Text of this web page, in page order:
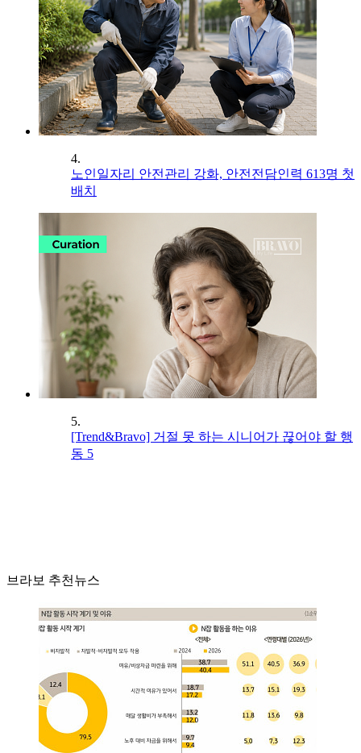
4.
노인일자리 안전관리 강화, 안전전담인력 613명 첫
배치
5.
[Trend&Bravo] 거절 못 하는 시니어가 끊어야 할 행
동 5
브라보 추천뉴스